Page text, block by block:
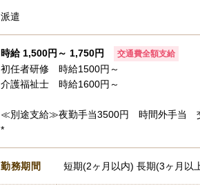
派遣
時給 1,500円～ 1,750円 交通費全額支給
初任者研修 時給1500円～
介護福祉士 時給1600円～
≪別途支給≫夜勤手当3500円 時間外手当
*
勤務期間 短期(2ヶ月以内) 長期(3ヶ月以